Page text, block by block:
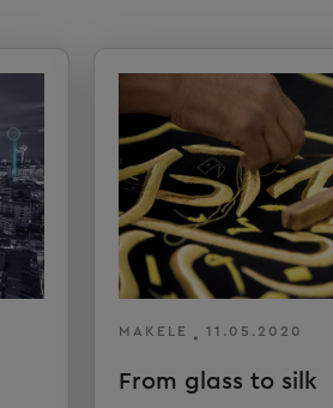
MAKELE 11.05.2020
From glass to silk